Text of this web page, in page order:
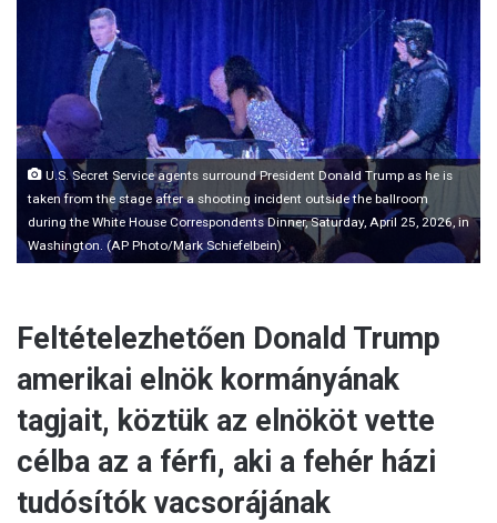
e
m
a
l
U.S. Secret Service agents surround President Donald Trump as he is
taken from the stage after a shooting incident outside the ballroom
during the White House Correspondents Dinner, Saturday, April 25, 2026, in
Washington. (AP Photo/Mark Schiefelbein)
Feltételezhetően Donald Trump
amerikai elnök kormányának
tagjait, köztük az elnököt vette
célba az a férfi, aki a fehér házi
tudósítók vacsorájának